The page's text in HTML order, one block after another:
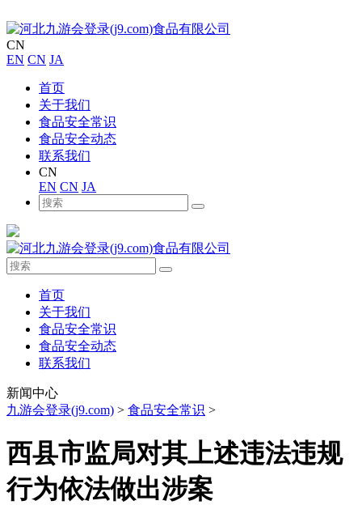
CN
EN CN JA
首页
关于我们
食品安全常识
食品安全动态
联系我们
CN
EN CN JA
首页
关于我们
食品安全常识
食品安全动态
联系我们
新闻中心
九游会登录(j9.com) > 食品安全常识 >
西县市监局对其上述违法违规
行为依法做出涉案